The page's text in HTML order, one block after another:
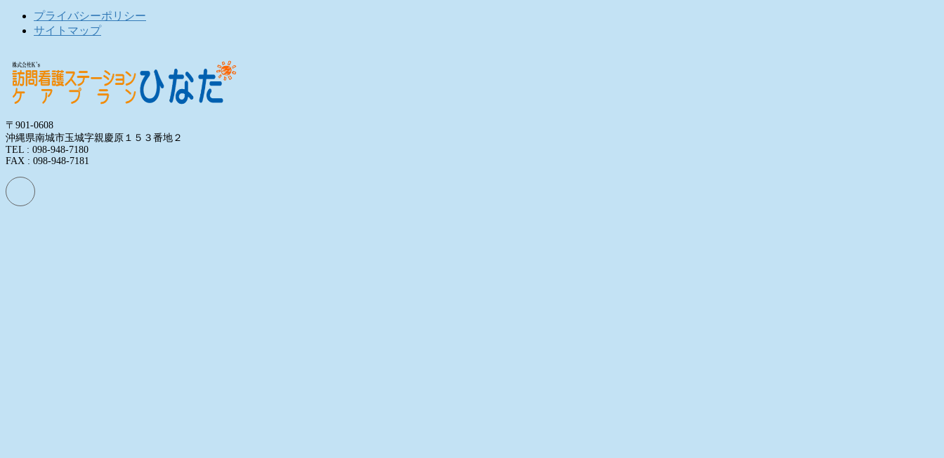
プライバシーポリシー
サイトマップ
〒901-0608
沖縄県南城市玉城字親慶原１５３番地２
TEL : 098-948-7180
FAX : 098-948-7181